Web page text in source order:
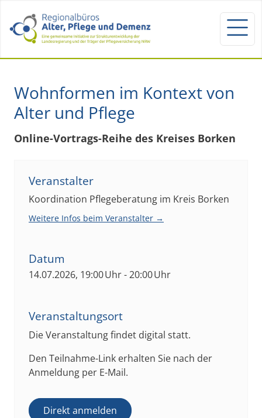
Wohnformen im Kontext von
Alter und Pflege
Online-Vortrags-Reihe des Kreises Borken
Veranstalter
Koordination Pflegeberatung im Kreis Borken
Weitere Infos beim Veranstalter →
Datum
14.07.2026, 19:00 Uhr - 20:00 Uhr
Veranstaltungsort
Die Veranstaltung findet digital statt.
Den Teilnahme-Link erhalten Sie nach der
Anmeldung per E-Mail.
Direkt anmelden